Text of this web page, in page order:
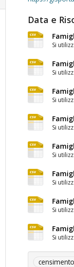
Data e
Si
Si
Si
Si
Si
Si
Si
Si
censimento